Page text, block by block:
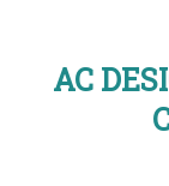
AC